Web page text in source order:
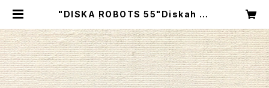
"DISKA ROBOTS 55"Diskah ar
P